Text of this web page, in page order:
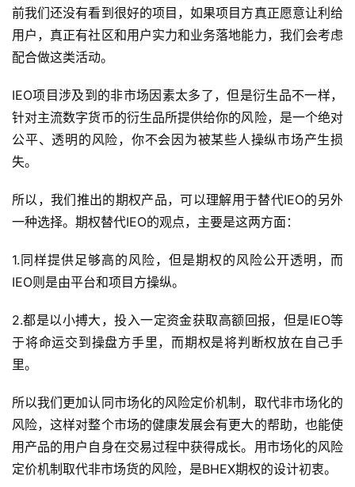
前我们还没有看到很好的项目，如果项目方真正愿意让利给
用户，真正有社区和用户实力和业务落地能力，我们会考虑
配合做这类活动。
IEO项目涉及到的非市场因素太多了，但是衍生品不一样，
针对主流数字货币的衍生品所提供给你的风险，是一个绝对
公平、透明的风险，你不会因为被某些人操纵市场产生损
失。
所以，我们推出的期权产品，可以理解用于替代IEO的另外
一种选择。期权替代IEO的观点，主要是这两方面：
1.同样提供足够高的风险，但是期权的风险公开透明，而
IEO则是由平台和项目方操纵。
2.都是以小搏大，投入一定资金获取高额回报，但是IEO等
于将命运交到操盘方手里，而期权是将判断权放在自己手
里。
所以我们更加认同市场化的风险定价机制，取代非市场化的
风险，这样对整个市场的健康发展会有更大的帮助，也能使
用产品的用户自身在交易过程中获得成长。用市场化的风险
定价机制取代非市场货的风险，是BHEX期权的设计初衷。